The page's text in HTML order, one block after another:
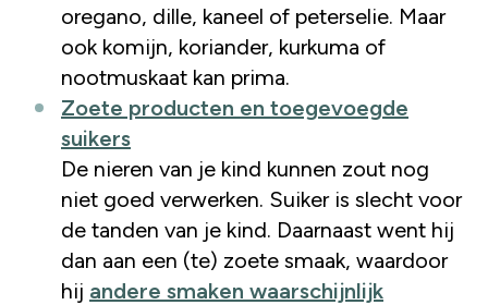
oregano, dille, kaneel of peterselie. Maar
ook komijn, koriander, kurkuma of
nootmuskaat kan prima.
Zoete producten en toegevoegde
suikers
De nieren van je kind kunnen zout nog
niet goed verwerken. Suiker is slecht voor
de tanden van je kind. Daarnaast went hij
dan aan een (te) zoete smaak, waardoor
hij andere smaken waarschijnlijk